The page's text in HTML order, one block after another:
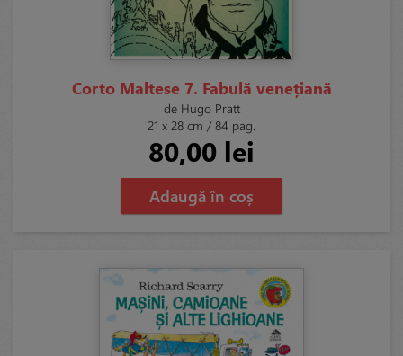
Corto Maltese 7. Fabulă venețiană
de Hugo Pratt
21 x 28 cm / 84 pag.
80,00 lei
Adaugă în coș